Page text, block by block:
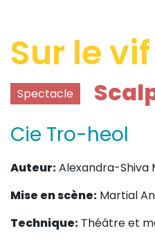
Sur le feu
(Actualités, annonces, vie
Sur le vif
(Agenda, spectacles,
Sur le fond
(Portraits, actions,
Sur le vif
Spectacle
Cie Tro-heol
Auteur:Alexandra-Shiva
Mise en scène: Martial
Technique: Théâtre et